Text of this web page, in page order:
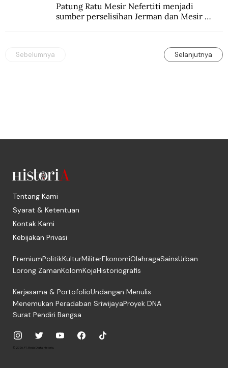
Patung Ratu Mesir Nefertiti menjadi
sumber perselisihan Jerman dan Mesir
Sebelumnya Selanjutnya
Tentang Kami
Syarat & Ketentuan
Kontak Kami
Kebijakan Privasi
PremiumPolitikKulturMiliterEkonomiOlahragaSainsUrban
Lorong ZamanKolomKojaHistoriografis
Kerjasama & PortofolioUndangan Menulis
Menemukan Peradaban SriwijayaProyek DNA
Surat Pendiri Bangsa
© 2026, PT. Media Digital Historia.